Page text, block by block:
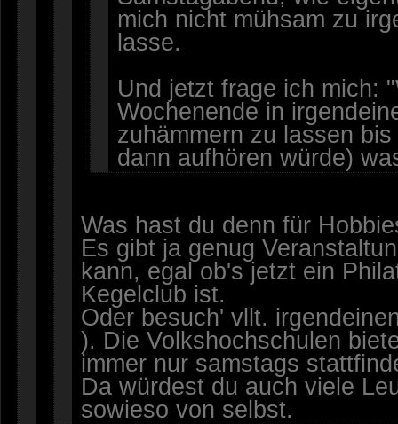
mich nicht mühsam zu
lasse.
Und jetzt frage ich mich:
Wochenende in
zuhämmern zu lassen
dann aufhören würde)
Was hast du denn für
Es gibt ja genug
kann, egal ob's jetzt ein
Kegelclub ist.
Oder besuch' vllt.
). Die Volkshochschulen
immer nur samstags
Da würdest du auch viele
sowieso von selbst.